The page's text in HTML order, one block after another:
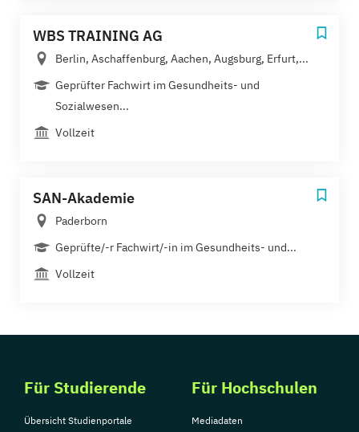
WBS TRAINING AG
Berlin, Aschaffenburg, Aachen, Augsburg, Erfurt,...
Geprüfter Fachwirt im Gesundheits- und
Sozialwesen...
Vollzeit
SAN-Akademie
Paderborn
Geprüfte/-r Fachwirt/-in im Gesundheits- und...
Vollzeit
Für Studierende
Übersicht Studienportale
Für Hochschulen
Mediadaten